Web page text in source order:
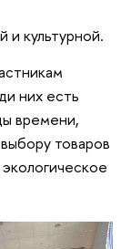
культурной.
них есть
времени,
товаров